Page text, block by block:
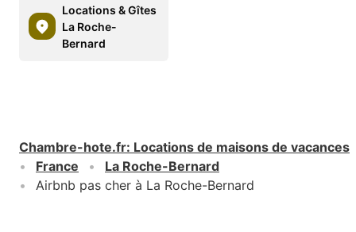
Locations & Gîtes
La Roche-
Bernard
Chambre-hote.fr: Locations de maisons de vacances
France
La Roche-Bernard
Airbnb pas cher à La Roche-Bernard